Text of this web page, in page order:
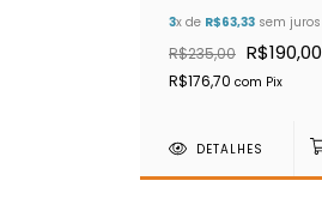
3x de R$63,33 sem juros
R$235,00 R$190,00
R$176,70 com Pix
DETALHES